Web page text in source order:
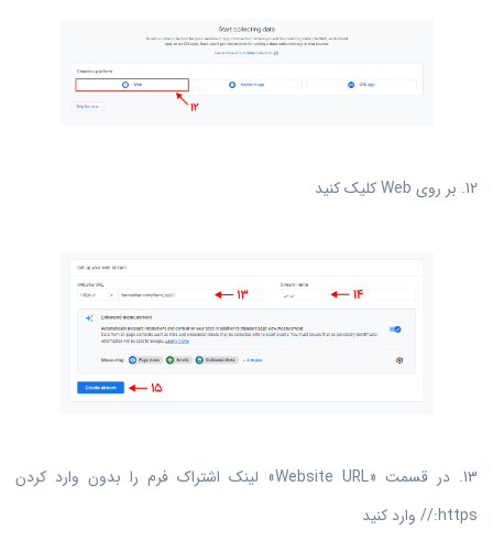
12. بر روی Web کلیک کنید
13. در قسمت «Website URL» لینک اشتراک فرم را بدون وارد کردن
https:// وارد کنید